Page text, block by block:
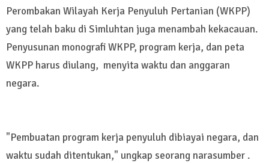
Perombakan Wilayah Kerja Penyuluh Pertanian (WKPP)
yang telah baku di Simluhtan juga menambah kekacauan.
Penyusunan monografi WKPP, program kerja, dan peta
WKPP harus diulang, menyita waktu dan anggaran
negara.
"Pembuatan program kerja penyuluh dibiayai negara, dan
waktu sudah ditentukan," ungkap seorang narasumber .